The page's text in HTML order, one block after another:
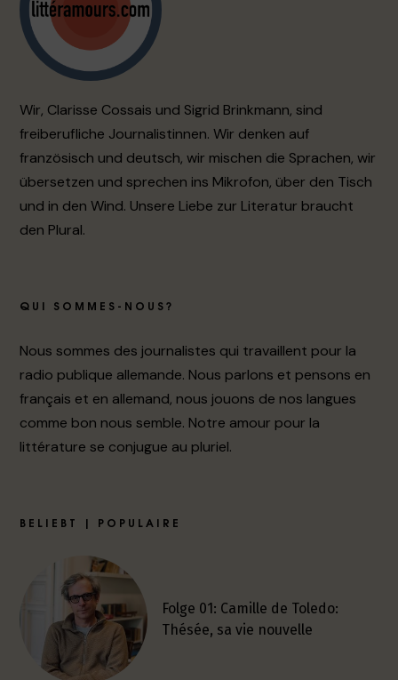
Wir, Clarisse Cossais und Sigrid Brinkmann, sind
freiberufliche Journalistinnen. Wir denken auf
französisch und deutsch, wir mischen die Sprachen, wir
übersetzen und sprechen ins Mikrofon, über den Tisch
und in den Wind. Unsere Liebe zur Literatur braucht
den Plural.
QUI SOMMES-NOUS?
Nous sommes des journalistes qui travaillent pour la
radio publique allemande. Nous parlons et pensons en
français et en allemand, nous jouons de nos langues
comme bon nous semble. Notre amour pour la
littérature se conjugue au pluriel.
BELIEBT | POPULAIRE
Folge 01: Camille de Toledo:
Thésée, sa vie nouvelle